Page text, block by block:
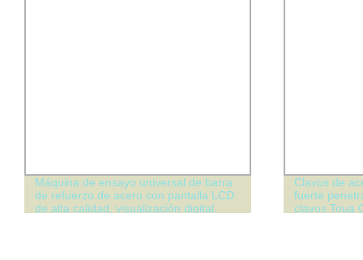
Máquina de ensayo universal de barra
de refuerzo de acero con pantalla LCD
de alta calidad, visualización digital,
Clavos de
fuerte
clavos Toua